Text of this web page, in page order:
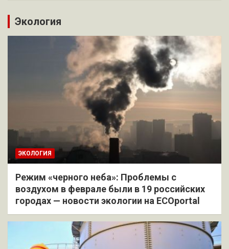
Экология
ЭКОЛОГИЯ
Режим «черного неба»: Проблемы с
воздухом в феврале были в 19 российских
городах — новости экологии на ECOportal